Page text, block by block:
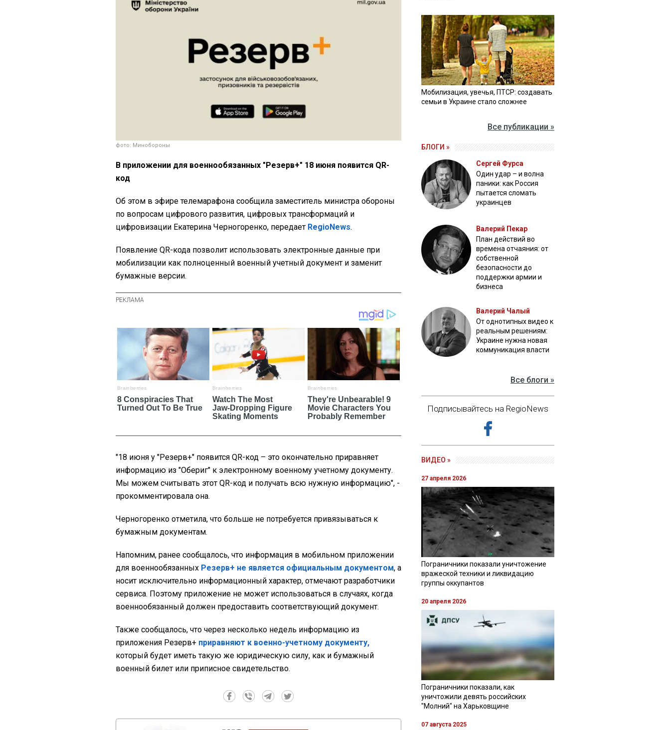
фото: Минобороны
В приложении для военнообязанных "Резерв+" 18 июня появится QR-
код
Об этом в эфире телемарафона сообщила заместитель министра обороны
по вопросам цифрового развития, цифровых трансформаций и
цифровизации Екатерина Черногоренко, передает RegioNews.
Появление QR-кода позволит использовать электронные данные при
мобилизации как полноценный военный учетный документ и заменит
бумажные версии.
"18 июня у "Резерв+" появится QR-код – это окончательно приравняет
информацию из "Обериг" к электронному военному учетному документу.
Мы можем считывать этот QR-код и получать всю нужную информацию", -
прокомментировала она.
Черногоренко отметила, что больше не потребуется привязываться к
бумажным документам.
Напомним, ранее сообщалось, что информация в мобильном приложении
для военнообязанных Резерв+ не является официальным документом, а
носит исключительно информационный характер, отмечают разработчики
сервиса. Поэтому приложение не может использоваться в случаях, когда
военнообязанный должен предоставить соответствующий документ.
Также сообщалось, что через несколько недель информацию из
приложения Резерв+ приравняют к военно-учетному документу,
который будет иметь такую же юридическую силу, как и бумажный
военный билет или приписное свидетельство.
Мобилизация, увечья, ПТСР: создавать
семьи в Украине стало сложнее
Все публикации »
БЛОГИ »
Сергей Фурса
Один удар – и волна
паники: как Россия
пытается сломать
украинцев
Валерий Пекар
План действий во
времена отчаяния: от
собственной
безопасности до
поддержки армии и
бизнеса
Валерий Чалый
От однотипных видео к
реальным решениям:
Украине нужна новая
коммуникация власти
Все блоги »
Подписывайтесь на RegioNews
ВИДЕО »
27 апреля 2026
Пограничники показали уничтожение
вражеской техники и ликвидацию
группы оккупантов
20 апреля 2026
Пограничники показали, как
уничтожили девять российских
"Молний" на Харьковщине
07 августа 2025